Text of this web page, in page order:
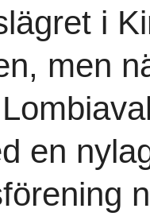
i
men
en